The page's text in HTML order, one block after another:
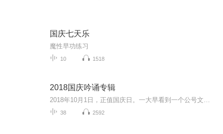
国庆七天乐
魔性早功练习
10 1518
2018国庆吟诵专辑
38 2592